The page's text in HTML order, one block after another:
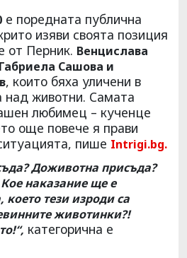
е поредната публична
изяви своята позиция
от Перник. Венцислава
Габриела Сашова и
, които бяха уличени в
над животни. Самата
любимец – кученце
още повече я прави
пише Intrigi.bg.
Доживотна присъда?
наказание ще е
което тези изроди са
животинки?!
категорична е